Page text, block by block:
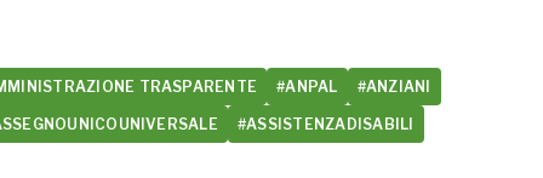
TRASPARENTE #ANPAL #ANZIANI
#ASSISTENZADISABILI